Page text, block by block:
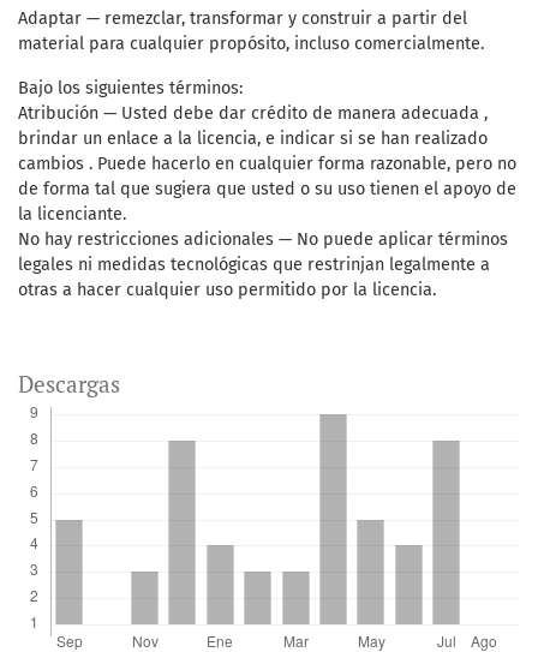
Adaptar — remezclar, transformar y construir a partir del
material para cualquier propósito, incluso comercialmente.
Bajo los siguientes términos:
Atribución — Usted debe dar crédito de manera adecuada ,
brindar un enlace a la licencia, e indicar si se han realizado
cambios . Puede hacerlo en cualquier forma razonable, pero no
de forma tal que sugiera que usted o su uso tienen el apoyo de
la licenciante.
No hay restricciones adicionales — No puede aplicar términos
legales ni medidas tecnológicas que restrinjan legalmente a
otras a hacer cualquier uso permitido por la licencia.
Descargas